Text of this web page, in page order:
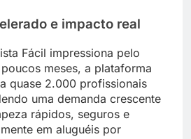
e impacto real
Fácil impressiona pelo
meses, a plataforma
quase 2.000 profissionais
uma demanda crescente
rápidos, seguros e
em aluguéis por